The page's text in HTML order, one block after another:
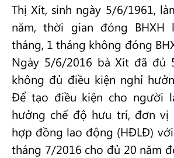
Thị Xít, sinh ngày 5/6/1961,
năm, thời gian đóng BHXH
tháng, 1 tháng không đóng
Ngày 5/6/2016 bà Xít đã đủ
không đủ điều kiện nghỉ
Để tạo điều kiện cho người
hưởng chế độ hưu trí, đơn
hợp đồng lao động (HĐLĐ)
tháng 7/2016 cho đủ 20 năm